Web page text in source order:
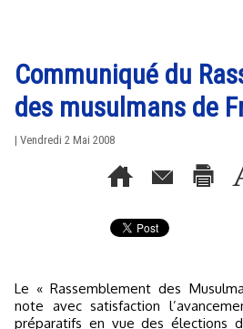
Communiqué du
des musulmans de
| Vendredi 2 Mai 2008
Le « Rassemblement des Musulmans de France » (R.M.F)
note avec satisfaction
préparatifs en vue des élections